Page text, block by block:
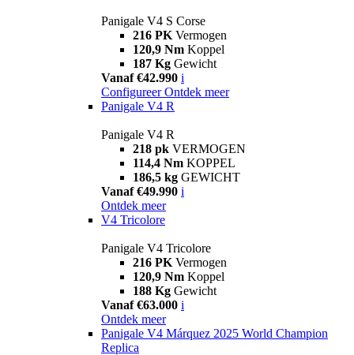
Panigale V4 S Corse
216 PK Vermogen
120,9 Nm Koppel
187 Kg Gewicht
Vanaf €42.990 i
Configureer Ontdek meer
Panigale V4 R
Panigale V4 R
218 pk VERMOGEN
114,4 Nm KOPPEL
186,5 kg GEWICHT
Vanaf €49.990 i
Ontdek meer
V4 Tricolore
Panigale V4 Tricolore
216 PK Vermogen
120,9 Nm Koppel
188 Kg Gewicht
Vanaf €63.000 i
Ontdek meer
Panigale V4 Márquez 2025 World Champion
Replica